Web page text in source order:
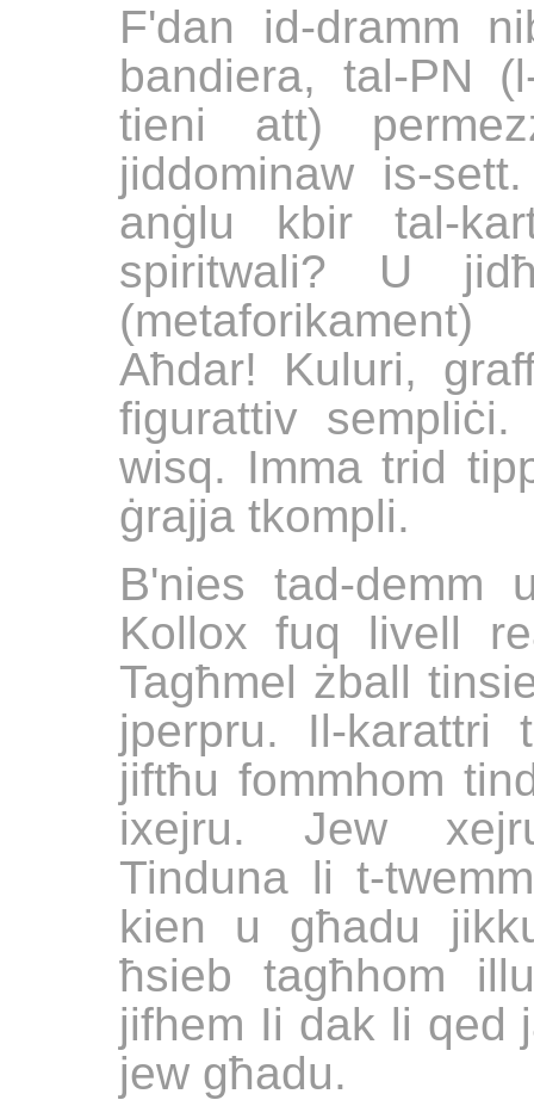
F'dan id-dramm
bandiera, tal-PN
tieni att)
jiddominaw is-
anġlu kbir tal-
spiritwali? U
Aħdar! Kuluri,
figurattiv
wisq. Imma trid
ġrajja tkompli.
B'nies tad-demm
Kollox fuq livell
Tagħmel żball
jperpru. Il-karattri
jiftħu fommhom
ixejru. Jew
Tinduna li t-
kien u għadu
ħsieb tagħhom
jifhem Ii dak li qed
jew għadu.